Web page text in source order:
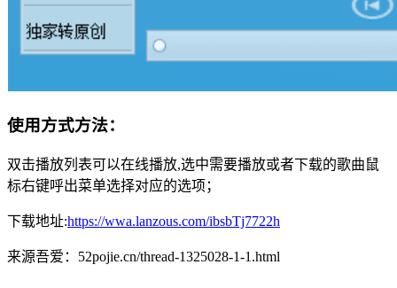
使用方式方法：
双击播放列表可以在线播放,选中需要播放或者下载的歌曲鼠
标右键呼出菜单选择对应的选项；
下载地址:https://wwa.lanzous.com/ibsbTj7722h
来源吾爱：52pojie.cn/thread-1325028-1-1.html